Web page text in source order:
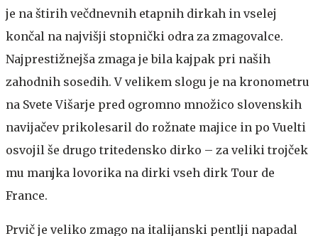
je na štirih večdnevnih etapnih dirkah in vselej
končal na najvišji stopnički odra za zmagovalce.
Najprestižnejša zmaga je bila kajpak pri naših
zahodnih sosedih. V velikem slogu je na kronometru
na Svete Višarje pred ogromno množico slovenskih
navijačev prikolesaril do rožnate majice in po Vuelti
osvojil še drugo tritedensko dirko – za veliki trojček
mu manjka lovorika na dirki vseh dirk Tour de
France.
Prvič je veliko zmago na italijanski pentlji napadal